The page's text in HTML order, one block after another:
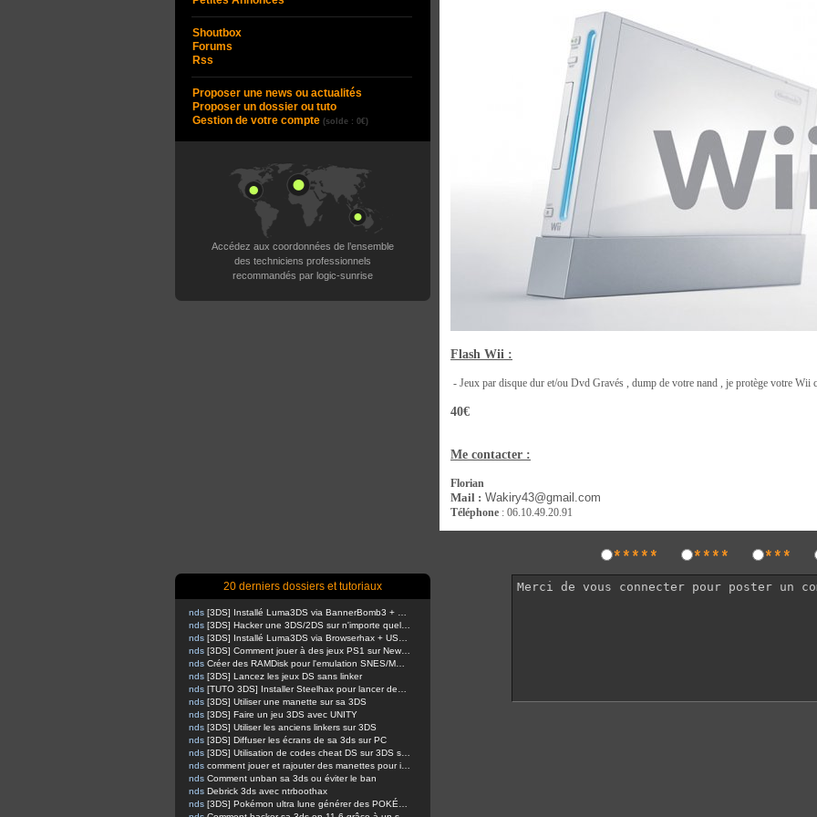
Shoutbox
Forums
Rss
Proposer une news ou actualités
Proposer un dossier ou tuto
Gestion de votre compte (solde : 0€)
Accédez aux coordonnées de l’ensemble
des techniciens professionnels
recommandés par logic-sunrise
20 derniers dossiers et tutoriaux
nds
nds
nds
nds
nds
nds [3DS] Lancez les jeux DS sans linker
nds
nds [3DS] Utiliser une manette sur sa 3DS
nds [3DS] Faire un jeu 3DS avec UNITY
nds [3DS] Utiliser les anciens linkers sur 3DS
nds [3DS] Diffuser les écrans de sa 3ds sur PC
nds
nds
nds Comment unban sa 3ds ou éviter le ban
nds Debrick 3ds avec ntrboothax
nds
Flash Wii :
- Jeux par disque dur et/ou Dvd Gravés , dump de votre nand , je protège votre Wii
40€
Me contacter :
Florian
Mail : Wakiry43@gmail.com
Téléphone : 06.10.49.20.91
***** **** ***